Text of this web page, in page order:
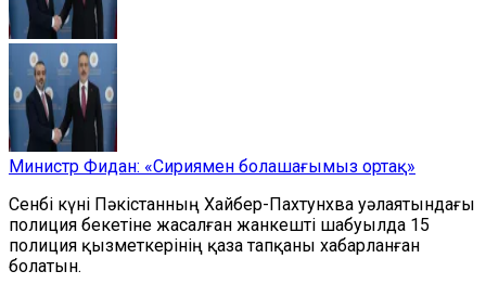
Министр Фидан: «Сириямен болашағымыз ортақ»
Сенбі күні Пәкістанның Хайбер-Пахтунхва уәлаятындағы
полиция бекетіне жасалған жанкешті шабуылда 15
полиция қызметкерінің қаза тапқаны хабарланған
болатын.